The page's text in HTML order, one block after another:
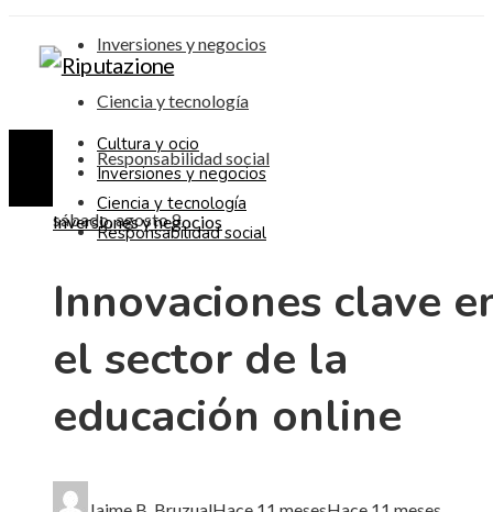
Inversiones y negocios
Ciencia y tecnología
Responsabilidad social
sábado, agosto 8
Cultura y ocio
Inversiones y negocios
Ciencia y tecnología
Responsabilidad social
Inversiones y negocios
Innovaciones clave
el sector de la
educación online